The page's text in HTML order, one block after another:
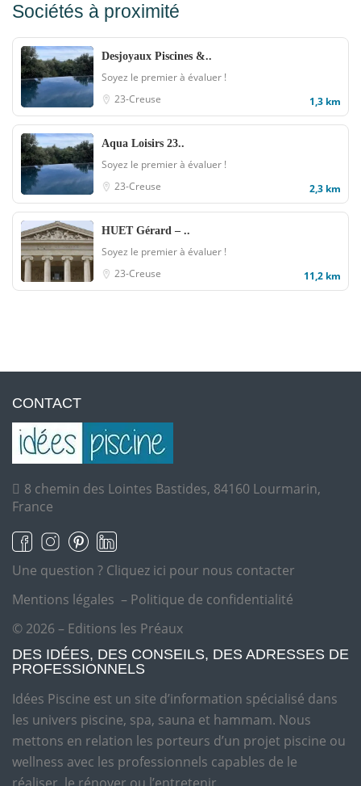
Sociétés à proximité
Desjoyaux Piscines &..
Soyez le premier à évaluer !
23-Creuse
1,3 km
Aqua Loisirs 23..
Soyez le premier à évaluer !
23-Creuse
2,3 km
HUET Gérard – ..
Soyez le premier à évaluer !
23-Creuse
11,2 km
CONTACT
8 chemin des Lointes Bastides, 84160 Lourmarin,
France
Une question ? Cliquez ici pour nous contacter
Mentions légales – Politique de confidentialité
© 2026 – Editions les Préaux
DES IDÉES, DES CONSEILS, DES ADRESSES DE
PROFESSIONNELS
Idées Piscine est un site d’information spécialisé dans
les univers piscine, spa, sauna et hammam. Nous
mettons en relation les porteurs d’un projet piscine ou
wellness avec les professionnels capables de le